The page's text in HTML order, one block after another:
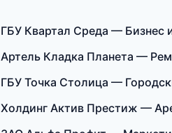
ГБУ Квартал Среда — Бизнес
Артель Кладка Планета —
ГБУ Точка Столица —
Холдинг Актив Престиж —